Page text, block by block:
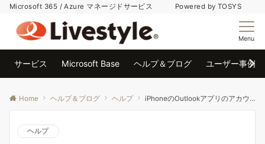
Microsoft 365 / Azure マネージドサービス Powered by TOSYS
Menu
サービス Microsoft Base ヘルプ＆ブログ ユーザー事例
Home ヘルプ＆ブログ ヘルプ iPhoneのOutlookアプリのアカウントリセット（キャッシュクリア）の設定方法
ヘルプ